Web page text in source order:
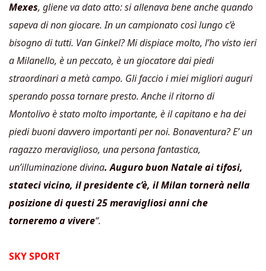
Mexes, gliene va dato atto: si allenava bene anche quando
sapeva di non giocare. In un campionato così lungo c’è
bisogno di tutti. Van Ginkel? Mi dispiace molto, l’ho visto ieri
a Milanello, è un peccato, è un giocatore dai piedi
straordinari a metà campo. Gli faccio i miei migliori auguri
sperando possa tornare presto. Anche il ritorno di
Montolivo è stato molto importante, è il capitano e ha dei
piedi buoni davvero importanti per noi. Bonaventura? E’ un
ragazzo meraviglioso, una persona fantastica,
un’illuminazione divina. Auguro buon Natale ai tifosi,
stateci vicino, il presidente c’è, il Milan tornerà nella
posizione di questi 25 meravigliosi anni che
torneremo a vivere“.
SKY SPORT